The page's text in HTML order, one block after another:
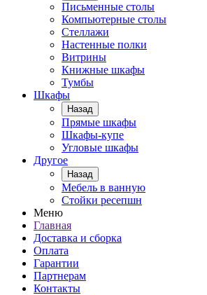
Письменные столы
Компьютерные столы
Стеллажи
Настенные полки
Витрины
Книжные шкафы
Тумбы
Шкафы
Назад
Прямые шкафы
Шкафы-купе
Угловые шкафы
Другое
Назад
Мебель в ванную
Стойки ресепшн
Меню
Главная
Доставка и сборка
Оплата
Гарантии
Партнерам
Контакты